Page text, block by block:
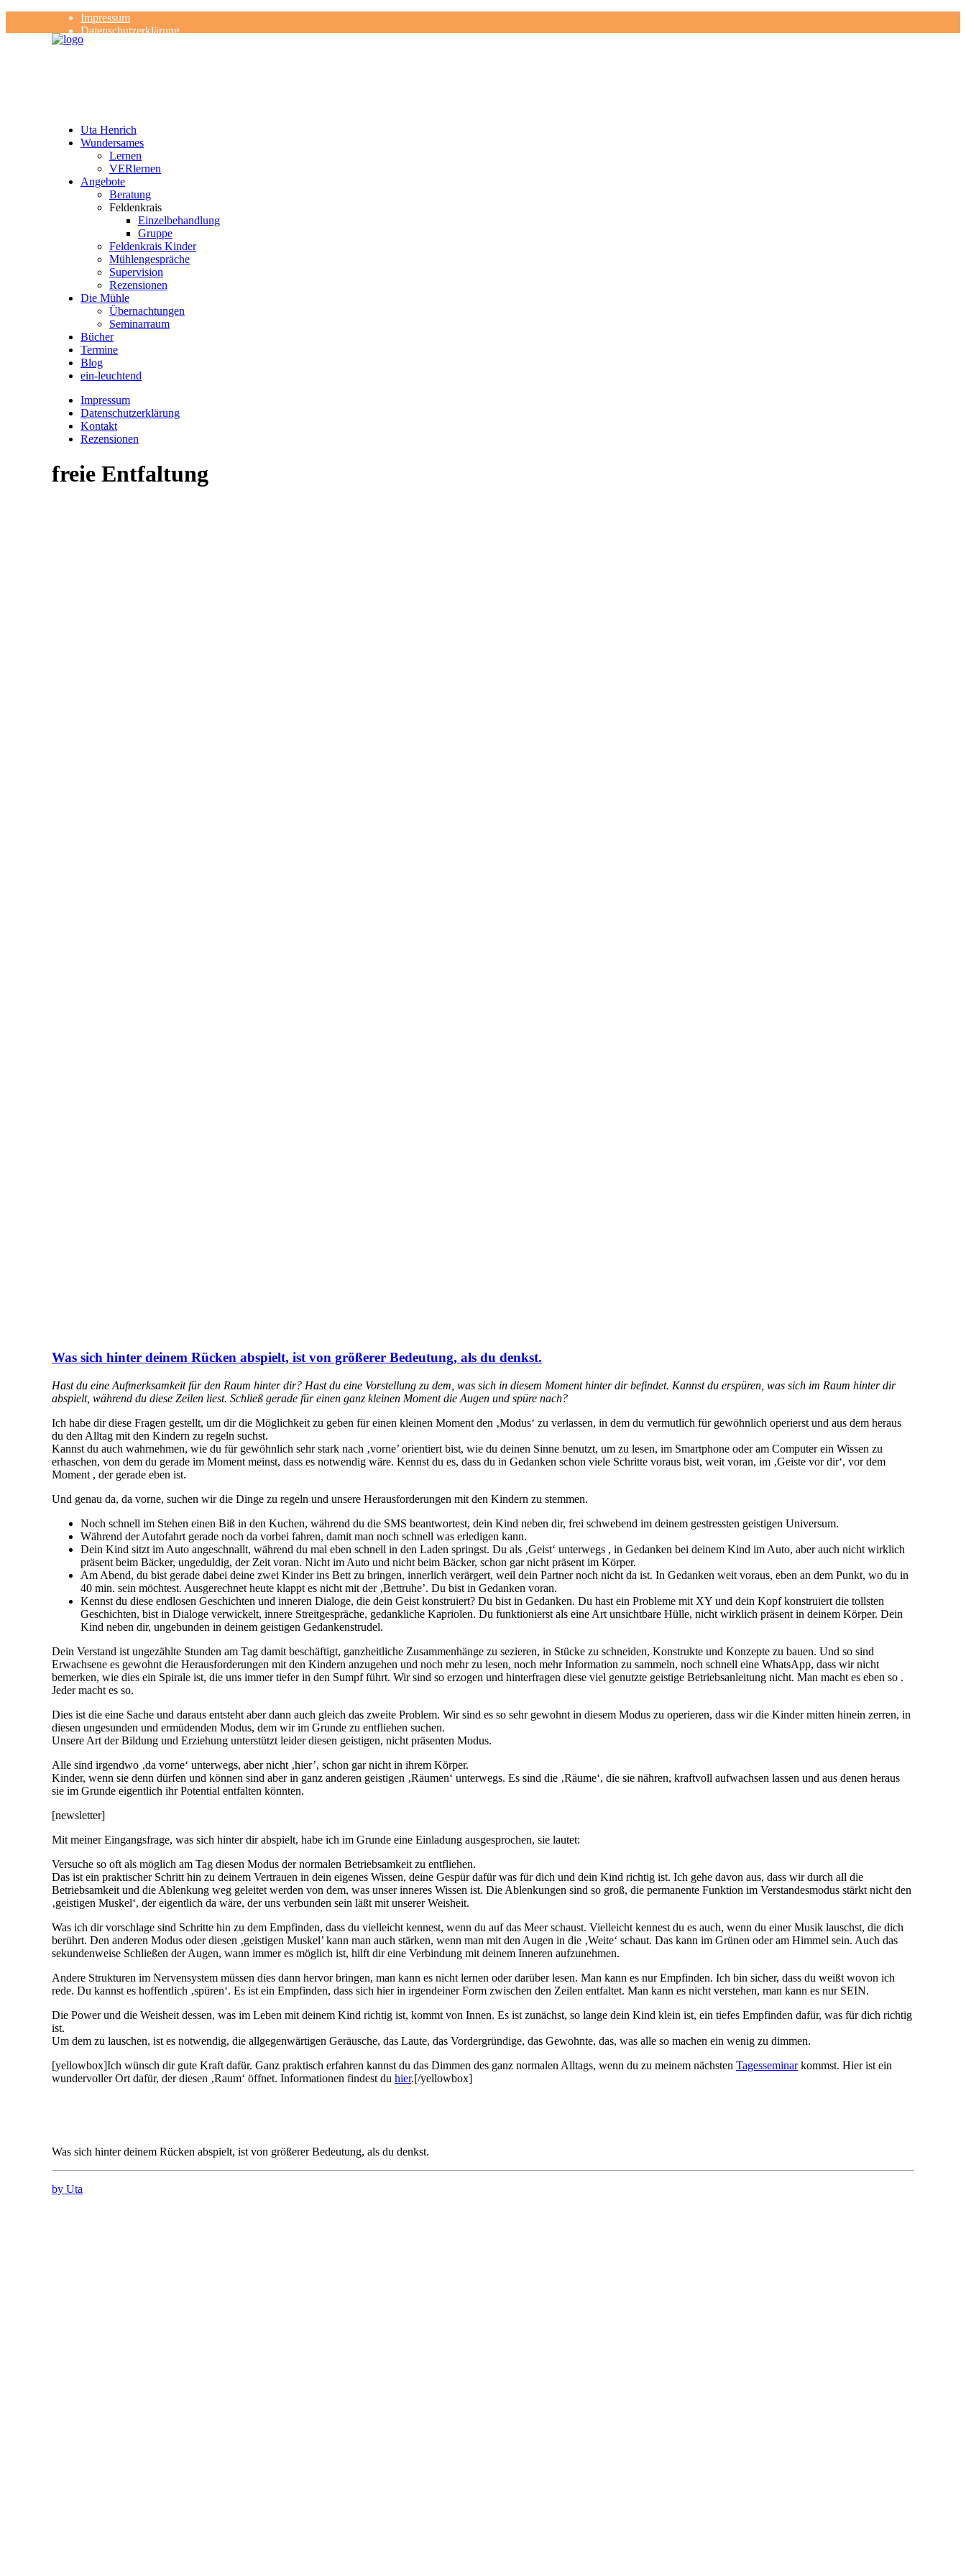
Impressum
Datenschutzerklärung
Kontakt
Uta Henrich
Wundersames
Lernen
VERlernen
Angebote
Beratung
Feldenkrais
Einzelbehandlung
Gruppe
Feldenkrais Kinder
Mühlengespräche
Supervision
Rezensionen
Die Mühle
Übernachtungen
Seminarraum
Bücher
Termine
Blog
ein-leuchtend
Impressum
Datenschutzerklärung
Kontakt
Rezensionen
freie Entfaltung
Was sich hinter deinem Rücken abspielt, ist von größerer Bedeutung, als du denkst.
Hast du eine Aufmerksamkeit für den Raum hinter dir? Hast du eine Vorstellung zu dem, was sich in diesem Moment hinter dir befindet. Kannst du erspüren, was sich im Raum hinter dir
abspielt, während du diese Zeilen liest. Schließ gerade für einen ganz kleinen Moment die Augen und spüre nach?
Ich habe dir diese Fragen gestellt, um dir die Möglichkeit zu geben für einen kleinen Moment den ‚Modus‘ zu verlassen, in dem du vermutlich für gewöhnlich operierst und aus dem heraus
du den Alltag mit den Kindern zu regeln suchst.
Kannst du auch wahrnehmen, wie du für gewöhnlich sehr stark nach ‚vorne’ orientiert bist, wie du deinen Sinne benutzt, um zu lesen, im Smartphone oder am Computer ein Wissen zu
erhaschen, von dem du gerade im Moment meinst, dass es notwendig wäre. Kennst du es, dass du in Gedanken schon viele Schritte voraus bist, weit voran, im ‚Geiste vor dir‘, vor dem
Moment , der gerade eben ist.
Und genau da, da vorne, suchen wir die Dinge zu regeln und unsere Herausforderungen mit den Kindern zu stemmen.
Noch schnell im Stehen einen Biß in den Kuchen, während du die SMS beantwortest, dein Kind neben dir, frei schwebend im deinem gestressten geistigen Universum.
Während der Autofahrt gerade noch da vorbei fahren, damit man noch schnell was erledigen kann.
Dein Kind sitzt im Auto angeschnallt, während du mal eben schnell in den Laden springst. Du als ‚Geist‘ unterwegs , in Gedanken bei deinem Kind im Auto, aber auch nicht wirklich
präsent beim Bäcker, ungeduldig, der Zeit voran. Nicht im Auto und nicht beim Bäcker, schon gar nicht präsent im Körper.
Am Abend, du bist gerade dabei deine zwei Kinder ins Bett zu bringen, innerlich verärgert, weil dein Partner noch nicht da ist. In Gedanken weit voraus, eben an dem Punkt, wo du in
40 min. sein möchtest. Ausgerechnet heute klappt es nicht mit der ‚Bettruhe’. Du bist in Gedanken voran.
Kennst du diese endlosen Geschichten und inneren Dialoge, die dein Geist konstruiert? Du bist in Gedanken. Du hast ein Probleme mit XY und dein Kopf konstruiert die tollsten
Geschichten, bist in Dialoge verwickelt, innere Streitgespräche, gedankliche Kapriolen. Du funktionierst als eine Art unsichtbare Hülle, nicht wirklich präsent in deinem Körper. Dein
Kind neben dir, ungebunden in deinem geistigen Gedankenstrudel.
Dein Verstand ist ungezählte Stunden am Tag damit beschäftigt, ganzheitliche Zusammenhänge zu sezieren, in Stücke zu schneiden, Konstrukte und Konzepte zu bauen. Und so sind
Erwachsene es gewohnt die Herausforderungen mit den Kindern anzugehen und noch mehr zu lesen, noch mehr Information zu sammeln, noch schnell eine WhatsApp, dass wir nicht
bemerken, wie dies ein Spirale ist, die uns immer tiefer in den Sumpf führt. Wir sind so erzogen und hinterfragen diese viel genutzte geistige Betriebsanleitung nicht. Man macht es eben so .
Jeder macht es so.
Dies ist die eine Sache und daraus entsteht aber dann auch gleich das zweite Problem. Wir sind es so sehr gewohnt in diesem Modus zu operieren, dass wir die Kinder mitten hinein zerren, in
diesen ungesunden und ermüdenden Modus, dem wir im Grunde zu entfliehen suchen.
Unsere Art der Bildung und Erziehung unterstützt leider diesen geistigen, nicht präsenten Modus.
Alle sind irgendwo ‚da vorne‘ unterwegs, aber nicht ‚hier’, schon gar nicht in ihrem Körper.
Kinder, wenn sie denn dürfen und können sind aber in ganz anderen geistigen ‚Räumen‘ unterwegs. Es sind die ‚Räume‘, die sie nähren, kraftvoll aufwachsen lassen und aus denen heraus
sie im Grunde eigentlich ihr Potential entfalten könnten.
[newsletter]
Mit meiner Eingangsfrage, was sich hinter dir abspielt, habe ich im Grunde eine Einladung ausgesprochen, sie lautet:
Versuche so oft als möglich am Tag diesen Modus der normalen Betriebsamkeit zu entfliehen.
Das ist ein praktischer Schritt hin zu deinem Vertrauen in dein eigenes Wissen, deine Gespür dafür was für dich und dein Kind richtig ist. Ich gehe davon aus, dass wir durch all die
Betriebsamkeit und die Ablenkung weg geleitet werden von dem, was unser inneres Wissen ist. Die Ablenkungen sind so groß, die permanente Funktion im Verstandesmodus stärkt nicht den
‚geistigen Muskel‘, der eigentlich da wäre, der uns verbunden sein läßt mit unserer Weisheit.
Was ich dir vorschlage sind Schritte hin zu dem Empfinden, dass du vielleicht kennest, wenn du auf das Meer schaust. Vielleicht kennest du es auch, wenn du einer Musik lauschst, die dich
berührt. Den anderen Modus oder diesen ‚geistigen Muskel’ kann man auch stärken, wenn man mit den Augen in die ‚Weite‘ schaut. Das kann im Grünen oder am Himmel sein. Auch das
sekundenweise Schließen der Augen, wann immer es möglich ist, hilft dir eine Verbindung mit deinem Inneren aufzunehmen.
Andere Strukturen im Nervensystem müssen dies dann hervor bringen, man kann es nicht lernen oder darüber lesen. Man kann es nur Empfinden. Ich bin sicher, dass du weißt wovon ich
rede. Du kannst es hoffentlich ‚spüren‘. Es ist ein Empfinden, dass sich hier in irgendeiner Form zwischen den Zeilen entfaltet. Man kann es nicht verstehen, man kann es nur SEIN.
Die Power und die Weisheit dessen, was im Leben mit deinem Kind richtig ist, kommt von Innen. Es ist zunächst, so lange dein Kind klein ist, ein tiefes Empfinden dafür, was für dich richtig
ist.
Um dem zu lauschen, ist es notwendig, die allgegenwärtigen Geräusche, das Laute, das Vordergründige, das Gewohnte, das, was alle so machen ein wenig zu dimmen.
[yellowbox]Ich wünsch dir gute Kraft dafür. Ganz praktisch erfahren kannst du das Dimmen des ganz normalen Alltags, wenn du zu meinem nächsten Tagesseminarkommst. Hier ist ein
wundervoller Ort dafür, der diesen ‚Raum‘ öffnet. Informationen findest du hier.[/yellowbox]
Was sich hinter deinem Rücken abspielt, ist von größerer Bedeutung, als du denkst.
by Uta